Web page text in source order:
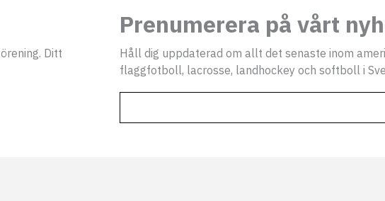
Ditt
Prenumerera på vårt
Håll dig uppdaterad om allt det senaste inom
flaggfotboll, lacrosse, landhockey och softboll i